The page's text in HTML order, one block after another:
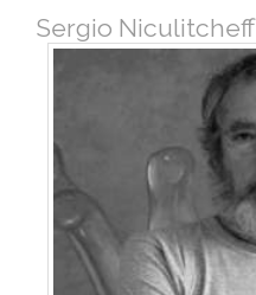
Sergio Niculitcheff